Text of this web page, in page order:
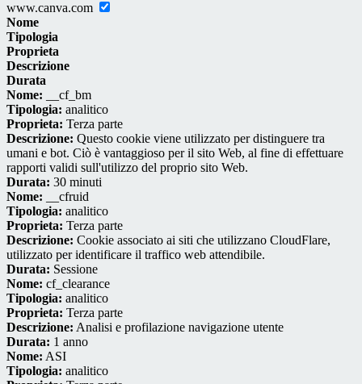
www.canva.com
Nome
Tipologia
Proprieta
Descrizione
Durata
Nome: __cf_bm
Tipologia: analitico
Proprieta: Terza parte
Descrizione: Questo cookie viene utilizzato per distinguere tra
umani e bot. Ciò è vantaggioso per il sito Web, al fine di effettuare
rapporti validi sull'utilizzo del proprio sito Web.
Durata: 30 minuti
Nome: __cfruid
Tipologia: analitico
Proprieta: Terza parte
Descrizione: Cookie associato ai siti che utilizzano CloudFlare,
utilizzato per identificare il traffico web attendibile.
Durata: Sessione
Nome: cf_clearance
Tipologia: analitico
Proprieta: Terza parte
Descrizione: Analisi e profilazione navigazione utente
Durata: 1 anno
Nome: ASI
Tipologia: analitico